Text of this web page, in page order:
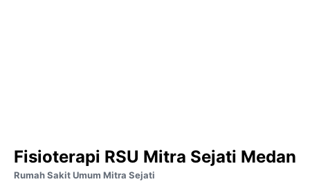
Fisioterapi RSU Mitra Sejati Medan
Rumah Sakit Umum Mitra Sejati